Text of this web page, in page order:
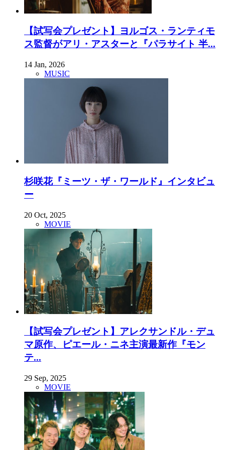
【試写会プレゼント】ヨルゴス・ランティモ
ス監督がアリ・アスターと『パラサイト 半...
14 Jan, 2026
MUSIC
杉咲花『ミーツ・ザ・ワールド』インタビュ
ー
20 Oct, 2025
MOVIE
【試写会プレゼント】アレクサンドル・デュ
マ原作、ピエール・ニネ主演最新作『モン
テ...
29 Sep, 2025
MOVIE